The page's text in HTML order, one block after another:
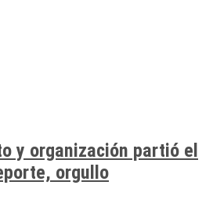
y organización partió el
orgullo